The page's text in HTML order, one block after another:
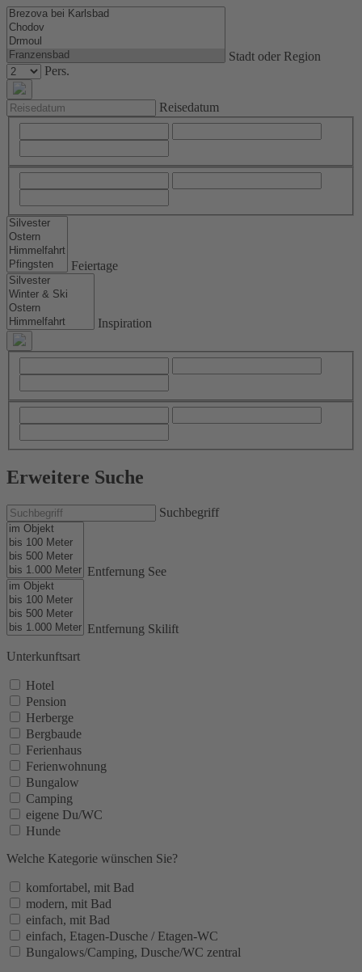
Stadt oder Region
Pers.
Reisedatum
Feiertage
Inspiration
Erweitere Suche
Suchbegriff
Entfernung See
Entfernung Skilift
Unterkunftsart
Hotel
Pension
Herberge
Bergbaude
Ferienhaus
Ferienwohnung
Bungalow
Camping
eigene Du/WC
Hunde
Welche Kategorie wünschen Sie?
komfortabel, mit Bad
modern, mit Bad
einfach, mit Bad
einfach, Etagen-Dusche / Etagen-WC
Bungalows/Camping, Dusche/WC zentral